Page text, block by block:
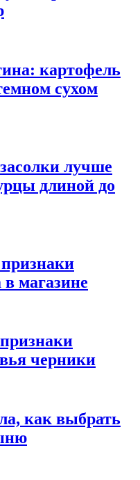
картофель
сухом
лучше
длиной до
в магазине
черники
как выбрать